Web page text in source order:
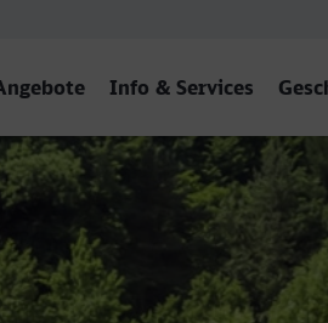
Info & Services
Baden